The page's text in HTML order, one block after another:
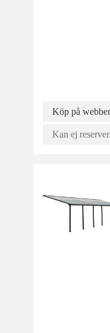
Köp på
Kan ej